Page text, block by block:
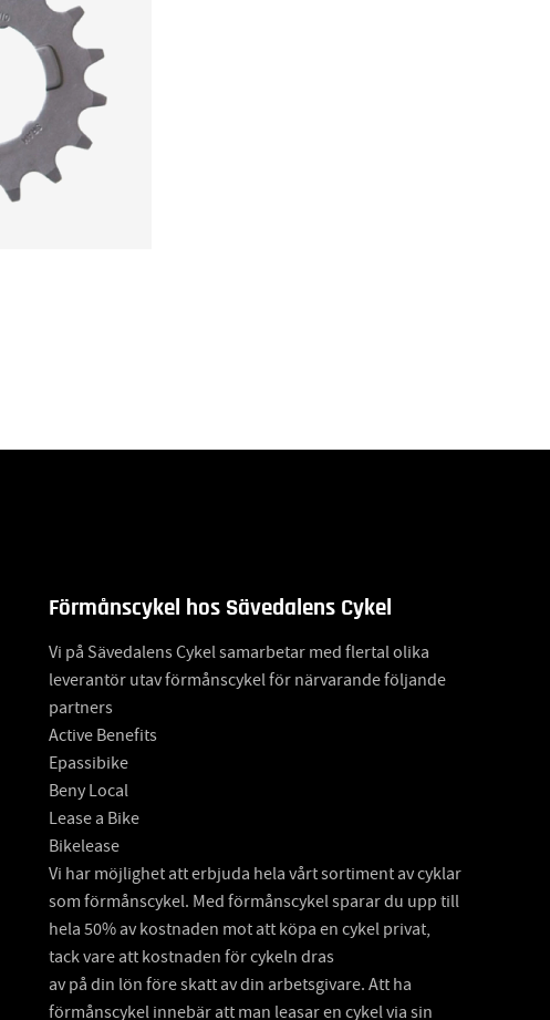
Förmånscykel hos Sävedalens Cykel
Vi på Sävedalens Cykel samarbetar med flertal olika
leverantör utav förmånscykel för närvarande följande
partners
Active Benefits
Epassibike
Beny Local
Lease a Bike
Bikelease
Vi har möjlighet att erbjuda hela vårt sortiment av cyklar
som förmånscykel. Med förmånscykel sparar du upp till
hela 50% av kostnaden mot att köpa en cykel privat,
tack vare att kostnaden för cykeln dras
av på din lön före skatt av din arbetsgivare. Att ha
förmånscykel innebär att man leasar en cykel via sin